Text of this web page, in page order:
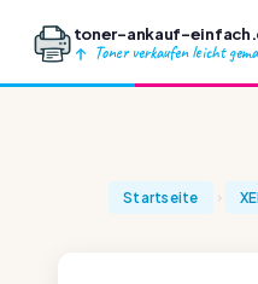
toner-ankauf-
Toner verkaufen leicht
Startseite